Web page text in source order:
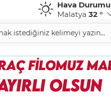
Hava Durumu
Malatya 32 °